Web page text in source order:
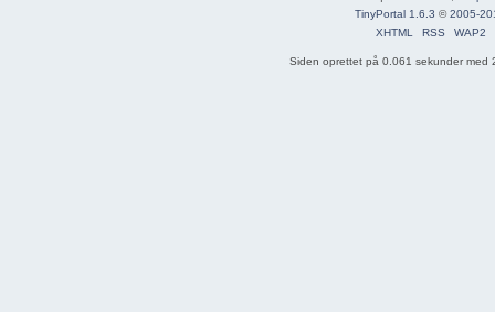
TinyPortal 1.6.3 ©2005-
XHTML
RSS WAP2
Siden oprettet på 0.061 sekunder med